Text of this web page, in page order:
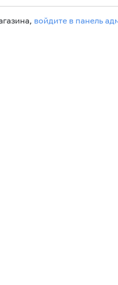
войдите в панель